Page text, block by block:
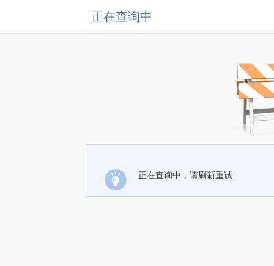
正在查询中
正在查询中，请刷新重试